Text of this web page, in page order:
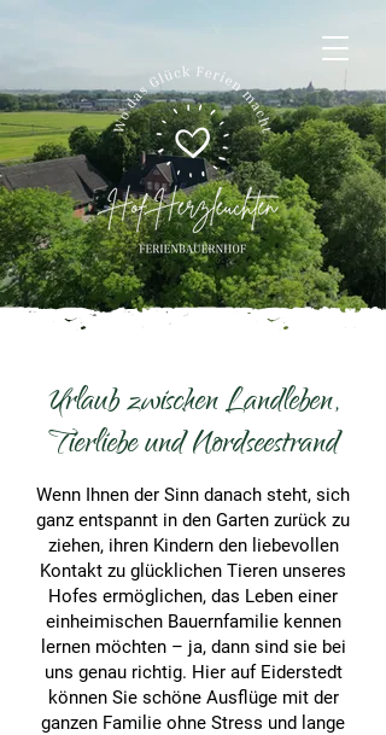
Urlaub zwischen Landleben,
Tierliebe und Nordseestrand
Wenn Ihnen der Sinn danach steht, sich
ganz entspannt in den Garten zurück zu
ziehen, ihren Kindern den liebevollen
Kontakt zu glücklichen Tieren unseres
Hofes ermöglichen, das Leben einer
einheimischen Bauernfamilie kennen
lernen möchten – ja, dann sind sie bei
uns genau richtig. Hier auf Eiderstedt
können Sie schöne Ausflüge mit der
ganzen Familie ohne Stress und lange